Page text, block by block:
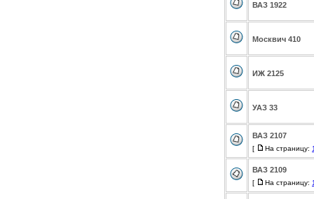
ВАЗ 1922
Москвич 410
ИЖ 2125
УАЗ 33
ВАЗ 2107
[ На страницу:
ВАЗ 2109
[ На страницу: